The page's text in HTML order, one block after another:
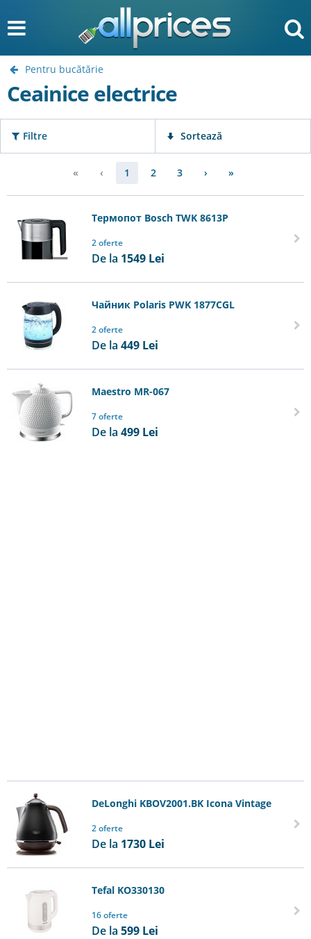
Pentru bucătărie
Ceainice electrice
Filtre Sortează
« ‹ 1 2 3 › »
Tермопот Bosch TWK 8613P
2 oferte
De la 1549 Lei
Чайник Polaris PWK 1877CGL
2 oferte
De la 449 Lei
Maestro MR-067
7 oferte
De la 499 Lei
DeLonghi KBOV2001.BK Icona Vintage
2 oferte
De la 1730 Lei
Tefal KO330130
16 oferte
De la 599 Lei